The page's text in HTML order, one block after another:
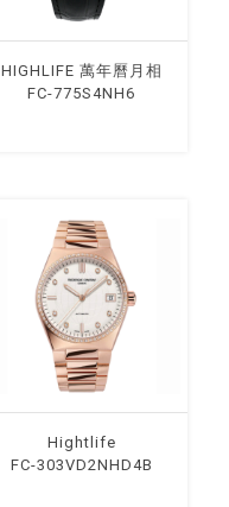
HIGHLIFE 萬年曆⽉相
FC-775S4NH6
Hightlife
FC-303VD2NHD4B